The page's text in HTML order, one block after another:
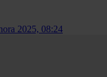
2025, 08:24